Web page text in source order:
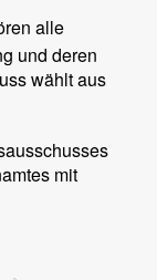
alle
und deren
wählt aus
mit